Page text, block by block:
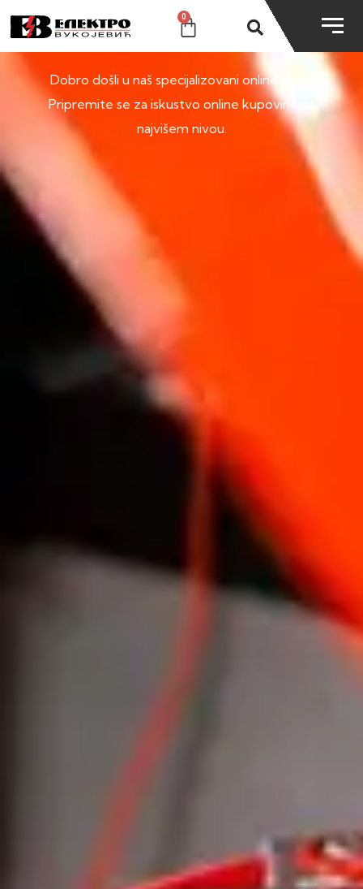
0
SHOP
Dobro došli u naš specijalizovani online shop.
Pripremite se za iskustvo online kupovine na
najvišem nivou.